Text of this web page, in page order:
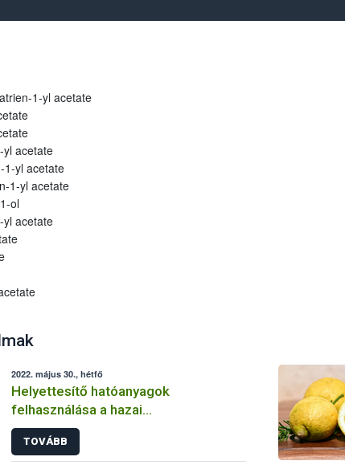
1-yl acetate
acetate
1-yl acetate
1-yl acetate
ol
yl acetate
2022. május 30., hétfő
Helyettesítő hatóanyagok
felhasználása a hazai
növényvédelemben
TOVÁBB